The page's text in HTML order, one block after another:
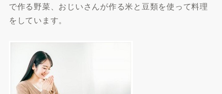
で作る野菜、おじいさんが作る米と豆類を使って料理
をしています。